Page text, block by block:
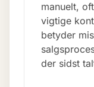
manuelt,
vigtige
betyder
der sidst